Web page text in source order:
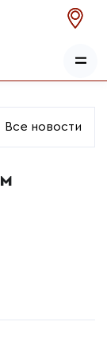
Все новости